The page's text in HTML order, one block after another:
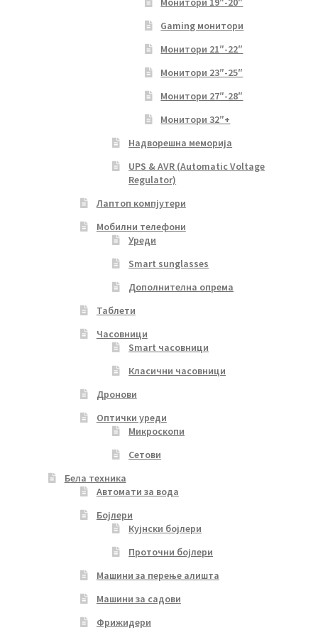
Gaming монитори
Монитори 21″-22″
Монитори 23″-25″
Монитори 27″-28″
Монитори 32″+
Надворешна меморија
UPS & AVR (Automatic Voltage
Regulator)
Лаптоп компјутери
Мобилни телефони
Уреди
Smart sunglasses
Дополнителна опрема
Таблети
Часовници
Smart часовници
Класични часовници
Дронови
Оптички уреди
Микроскопи
Сетови
Бела техника
Автомати за вода
Бојлери
Кујнски бојлери
Проточни бојлери
Машини за перење алишта
Машини за садови
Фрижидери